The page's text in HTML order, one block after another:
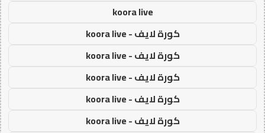
koora live
كورة لايف - koora live
كورة لايف - koora live
كورة لايف - koora live
كورة لايف - koora live
كورة لايف - koora live